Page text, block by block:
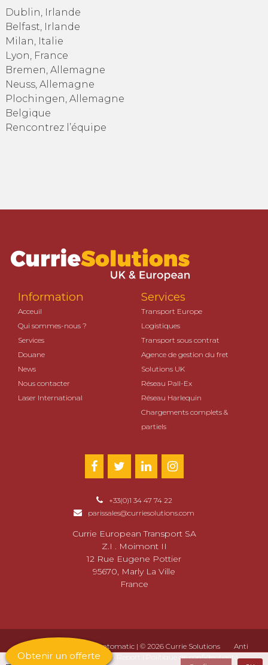
Obtenir un offerte
Dublin, Irlande
Belfast, Irlande
Milan, Italie
Lyon, France
Bremen, Allemagne
Neuss, Allemagne
Plochingen, Allemagne
Belgique
Rencontrez l’équipe
Information
Acceuil
Qui sommes-nous ?
Services
Douane
News
Nous contacter
Laser International
Services
Transport Europe
Logistiques
Transport sous contrat
Agence de gestion du fret
Solutions UK
Réseau Pall-Ex
Réseau Harlequin
Chargements complets &
partiels
+33(0)1 34 47 74 22
parissales@curriesolutions.com
Currie European Transport SA
Z.I . Moimont II
12 Rue Eugene Pottier
95670, Marly La Ville
France
Conception Web par Creatomatic | © 2026 Currie Solutions
Anti
Slavery |Gender Pay Gap Report
Politique de confidentialité